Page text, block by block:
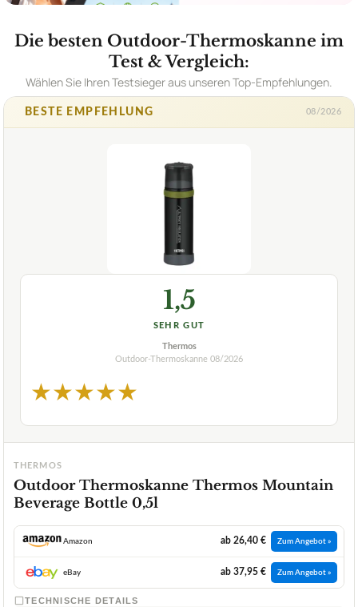
Die besten Outdoor-Thermoskanne im
Test & Vergleich:
Wählen Sie Ihren Testsieger aus unseren Top-Empfehlungen.
BESTE EMPFEHLUNG 08/2026
1,5
SEHR GUT
Thermos
Outdoor-Thermoskanne 08/2026
★★★★★
THERMOS
Outdoor Thermoskanne Thermos Mountain
Beverage Bottle 0,5l
Amazon ab 26,40 € Zum Angebot »
eBay ab 37,95 € Zum Angebot »
TECHNISCHE DETAILS